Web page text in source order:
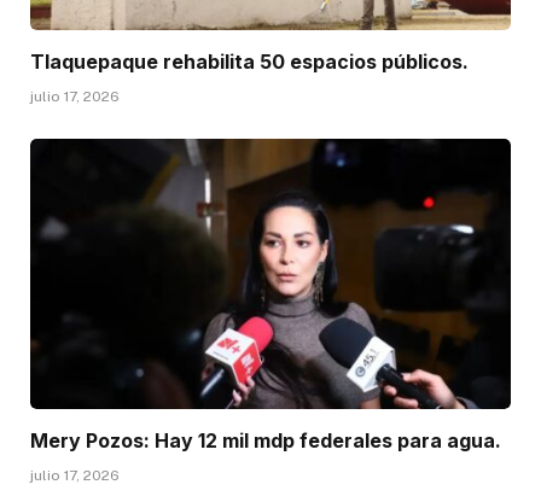
Tlaquepaque rehabilita 50 espacios públicos.
julio 17, 2026
Mery Pozos: Hay 12 mil mdp federales para agua.
julio 17, 2026